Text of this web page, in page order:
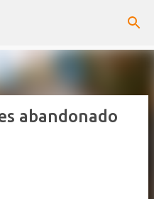
principal
abandonado